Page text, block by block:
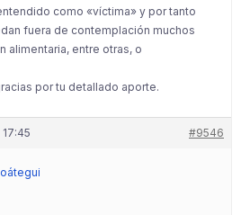
como «víctima» y por tanto
fuera de contemplación muchos
alimentaria, entre otras, o
por tu detallado aporte.
#9546